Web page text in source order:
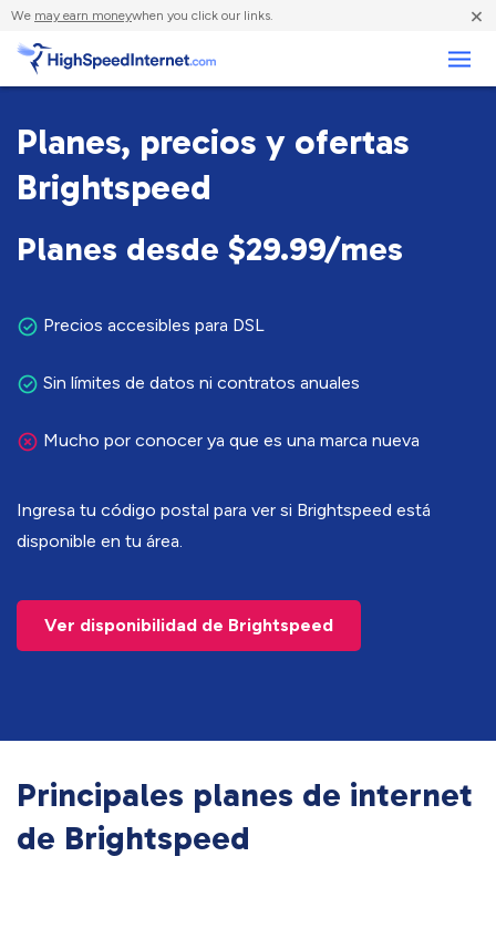
We may earn moneywhen you click our links. ×
Planes, precios y ofertas
Brightspeed
Planes desde $29.99/mes
Precios accesibles para DSL
Sin límites de datos ni contratos anuales
Mucho por conocer ya que es una marca nueva
Ingresa tu código postal para ver si Brightspeed está
disponible en tu área.
Ver disponibilidad de Brightspeed
Principales planes de internet
de Brightspeed